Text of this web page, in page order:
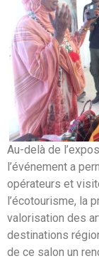
Au-delà de
l’événement a
opérateurs et
l’écotourisme, la
valorisation des
destinations
de ce salon un